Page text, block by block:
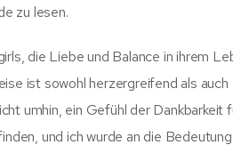
zu lesen.
die Liebe und Balance in ihrem
ist sowohl herzergreifend als
umhin, ein Gefühl der
und ich wurde an die